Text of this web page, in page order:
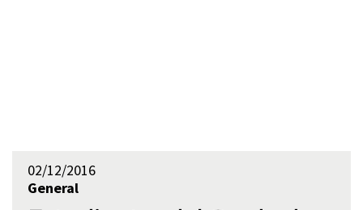
02/12/2016
General